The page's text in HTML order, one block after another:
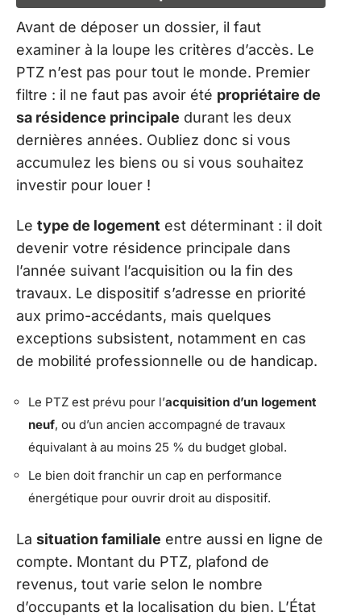
Avant de déposer un dossier, il faut
examiner à la loupe les critères d’accès. Le
PTZ n’est pas pour tout le monde. Premier
filtre : il ne faut pas avoir été propriétaire de
sa résidence principale durant les deux
dernières années. Oubliez donc si vous
accumulez les biens ou si vous souhaitez
investir pour louer !
Le type de logement est déterminant : il doit
devenir votre résidence principale dans
l’année suivant l’acquisition ou la fin des
travaux. Le dispositif s’adresse en priorité
aux primo-accédants, mais quelques
exceptions subsistent, notamment en cas
de mobilité professionnelle ou de handicap.
Le PTZ est prévu pour l’acquisition d’un logement
neuf, ou d’un ancien accompagné de travaux
équivalant à au moins 25 % du budget global.
Le bien doit franchir un cap en performance
énergétique pour ouvrir droit au dispositif.
La situation familiale entre aussi en ligne de
compte. Montant du PTZ, plafond de
revenus, tout varie selon le nombre
d’occupants et la localisation du bien. L’État